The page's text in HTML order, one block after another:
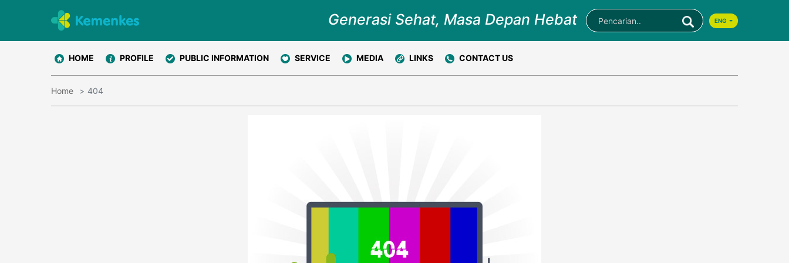
Generasi Sehat, Masa Depan Hebat ENG
HOME PROFILE PUBLIC INFORMATION SERVICE MEDIA LINKS CONTACT US
Home 404